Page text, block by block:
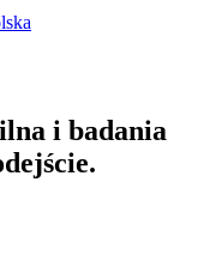
i badania